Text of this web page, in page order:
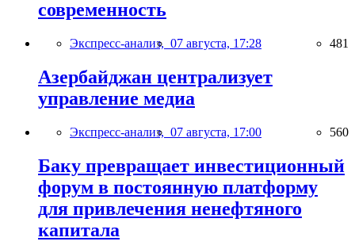
современность
Экспресс-анализ, 07 августа, 17:28 481
Азербайджан централизует
управление медиа
Экспресс-анализ, 07 августа, 17:00 560
Баку превращает инвестиционный
форум в постоянную платформу
для привлечения ненефтяного
капитала